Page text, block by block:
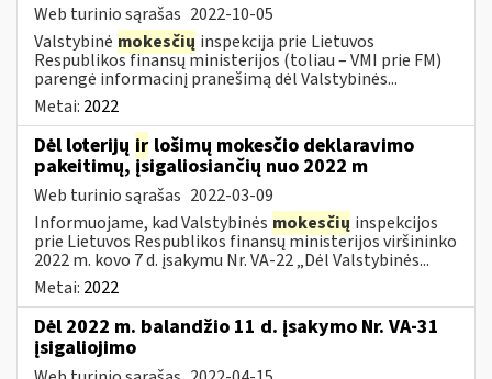
Web turinio sąrašas 2022-10-05
Valstybinė mokesčių inspekcija prie Lietuvos
Respublikos finansų ministerijos (toliau – VMI prie FM)
parengė informacinį pranešimą dėl Valstybinės...
Metai: 2022
Dėl loterijų ir lošimų mokesčio deklaravimo
pakeitimų, įsigaliosiančių nuo 2022 m
Web turinio sąrašas 2022-03-09
Informuojame, kad Valstybinės mokesčių inspekcijos
prie Lietuvos Respublikos finansų ministerijos viršininko
2022 m. kovo 7 d. įsakymu Nr. VA-22 „Dėl Valstybinės...
Metai: 2022
Dėl 2022 m. balandžio 11 d. įsakymo Nr. VA-31
įsigaliojimo